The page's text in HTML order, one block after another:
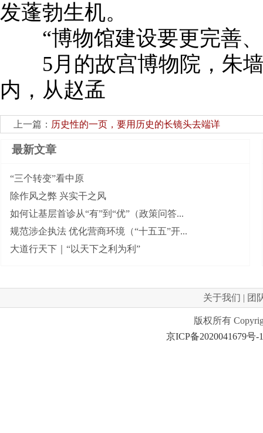
发蓬勃生机。
“博物馆建设要更完善、
5月的故宫博物院，朱墙
内，从赵孟
上一篇： 历史性的一页，要用历史的长镜头去端详
最新文章
“三个转变”看中原
除作风之弊 兴实干之风
如何让基层首诊从“有”到“优”（政策问答...
规范涉企执法 优化营商环境（“十五五”开...
大道行天下｜“以天下之利为利”
关于我们 | 团
版权所有
京ICP备2020041679号-1